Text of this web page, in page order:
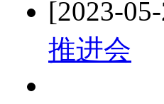
[2023-
推进会